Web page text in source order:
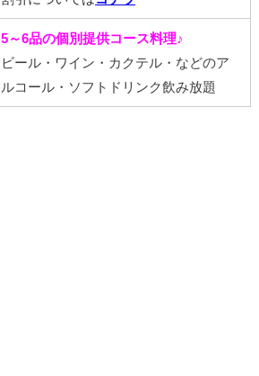
5～6品の個別提供コース料理♪
ビール・ワイン・カクテル・などのア
ルコール・ソフトドリンク飲み放題